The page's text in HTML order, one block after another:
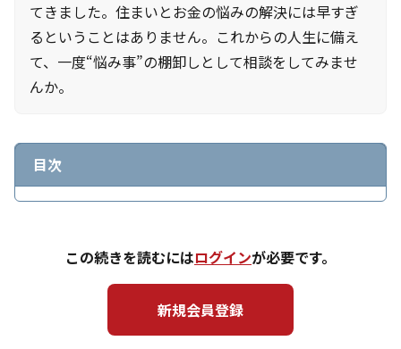
てきました。住まいとお金の悩みの解決には早すぎ
るということはありません。これからの人生に備え
て、一度“悩み事”の棚卸しとして相談をしてみませ
んか。
目次
この続きを読むにはログインが必要です。
新規会員登録